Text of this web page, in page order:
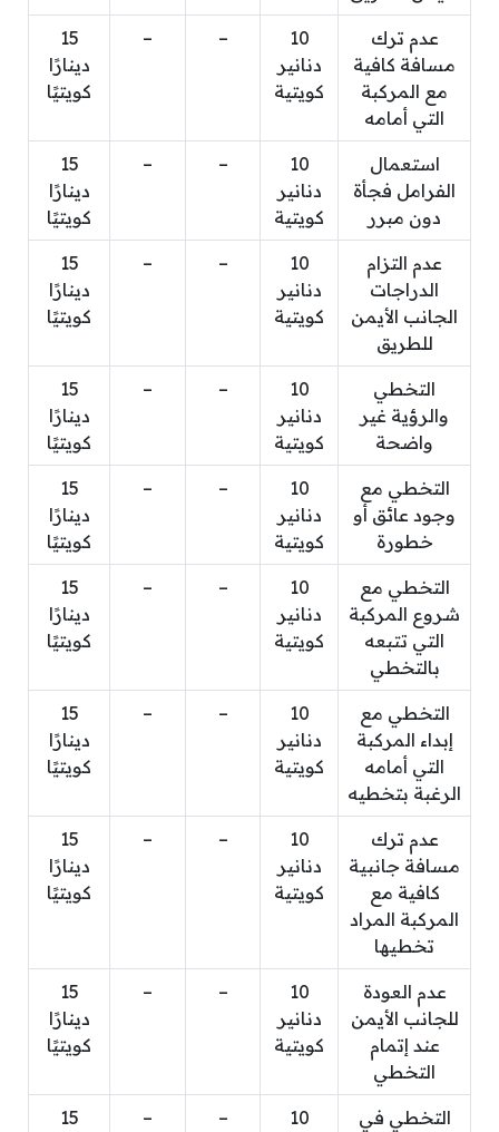
عدم ترك
مسافة كافية
مع المركبة
التي أمامه
10
دنانير
كويتية
–
–
15
دينارًا
كويتيًا
استعمال
الفرامل فجأة
دون مبرر
10
دنانير
كويتية
–
–
15
دينارًا
كويتيًا
عدم التزام
الدراجات
الجانب الأيمن
للطريق
10
دنانير
كويتية
–
–
15
دينارًا
كويتيًا
التخطي
والرؤية غير
واضحة
10
دنانير
كويتية
–
–
15
دينارًا
كويتيًا
التخطي مع
وجود عائق أو
خطورة
10
دنانير
كويتية
–
–
15
دينارًا
كويتيًا
التخطي مع
شروع المركبة
التي تتبعه
بالتخطي
10
دنانير
كويتية
–
–
15
دينارًا
كويتيًا
التخطي مع
إبداء المركبة
التي أمامه
الرغبة بتخطيه
10
دنانير
كويتية
–
–
15
دينارًا
كويتيًا
عدم ترك
مسافة جانبية
كافية مع
المركبة المراد
تخطيها
10
دنانير
كويتية
–
–
15
دينارًا
كويتيًا
عدم العودة
للجانب الأيمن
عند إتمام
التخطي
10
دنانير
كويتية
–
–
15
دينارًا
كويتيًا
التخطي في
10
–
–
15